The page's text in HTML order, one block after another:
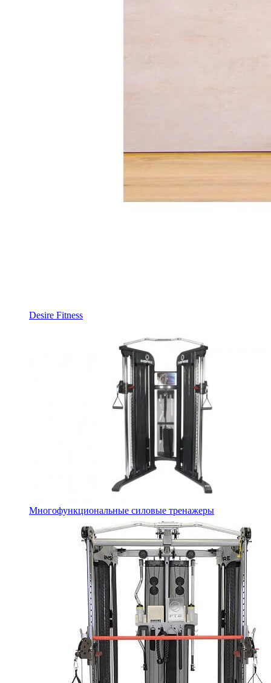
Desire Fitness
Многофункциональные силовые тренажеры